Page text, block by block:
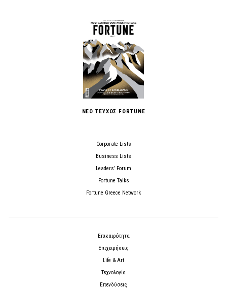
ΝΕΟ ΤΕΥΧΟΣ FORTUNE
Corporate Lists
Business Lists
Leaders’ Forum
Fortune Talks
Fortune Greece Network
Επικαιρότητα
Επιχειρήσεις
Life & Art
Τεχνολογία
Επενδύσεις